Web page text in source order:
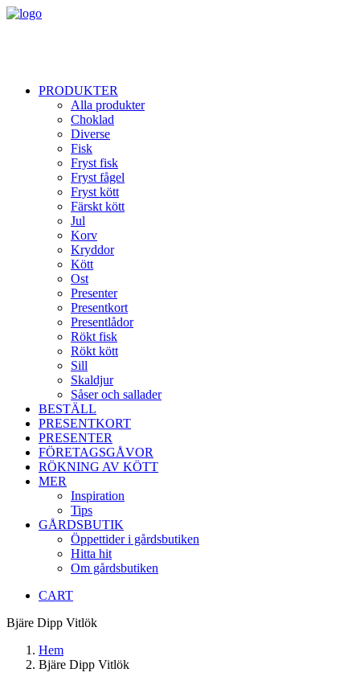
PRODUKTER
Alla produkter
Choklad
Diverse
Fisk
Fryst fisk
Fryst fågel
Fryst kött
Färskt kött
Jul
Korv
Kryddor
Kött
Ost
Presenter
Presentkort
Presentlådor
Rökt fisk
Rökt kött
Sill
Skaldjur
Såser och sallader
BESTÄLL
PRESENTKORT
PRESENTER
FÖRETAGSGÅVOR
RÖKNING AV KÖTT
MER
Inspiration
Tips
GÅRDSBUTIK
Öppettider i gårdsbutiken
Hitta hit
Om gårdsbutiken
CART
Bjäre Dipp Vitlök
Hem
Bjäre Dipp Vitlök